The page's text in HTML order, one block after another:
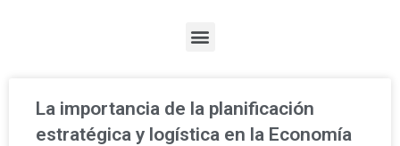
La importancia de la planificación
estratégica y logística en la Economía